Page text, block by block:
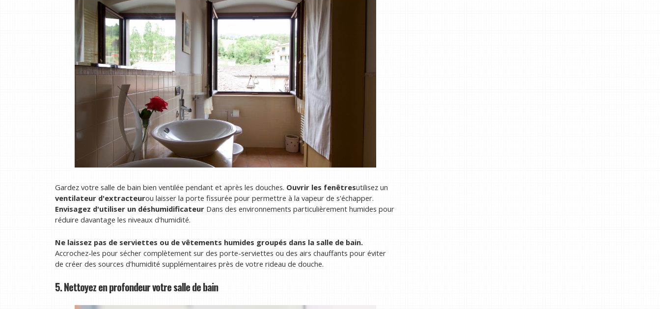
Gardez votre salle de bain bien ventilée pendant et après les douches. Ouvrir les fenêtresutilisez un
ventilateur d'extracteurou laisser la porte fissurée pour permettre à la vapeur de s'échapper.
Envisagez d'utiliser un déshumidificateur Dans des environnements particulièrement humides pour
réduire davantage les niveaux d'humidité.
Ne laissez pas de serviettes ou de vêtements humides groupés dans la salle de bain.
Accrochez-les pour sécher complètement sur des porte-serviettes ou des airs chauffants pour éviter
de créer des sources d'humidité supplémentaires près de votre rideau de douche.
5. Nettoyez en profondeur votre salle de bain